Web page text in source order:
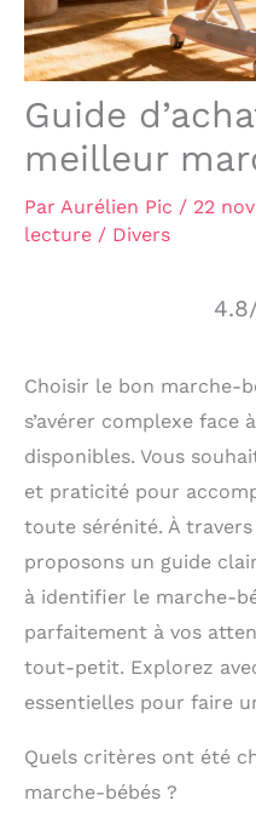
Guide
meilleur
Par Aurélien Pic / 22
lecture / Divers
Choisir le bon marche-
s’avérer complexe
disponibles. Vous
et praticité pour
toute sérénité. À
proposons un guide
à identifier le marche-
parfaitement à vos
tout-petit. Explorez
essentielles pour faire
Quels critères ont été
marche-bébés ?